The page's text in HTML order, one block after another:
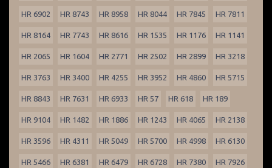
HR 6902 HR 8743 HR 8958 HR 8044 HR 7845 HR 7811
HR 8164 HR 7743 HR 8616 HR 1535 HR 1176 HR 1141
HR 2065 HR 1604 HR 2771 HR 2502 HR 2899 HR 3218
HR 3763 HR 3400 HR 4255 HR 3952 HR 4860 HR 5715
HR 8843 HR 7631 HR 6933 HR 57 HR 618 HR 189
HR 9104 HR 1482 HR 1886 HR 1243 HR 4065 HR 2138
HR 3596 HR 4311 HR 5049 HR 5700 HR 4998 HR 6130
HR 5466 HR 6381 HR 6479 HR 6728 HR 7380 HR 7926